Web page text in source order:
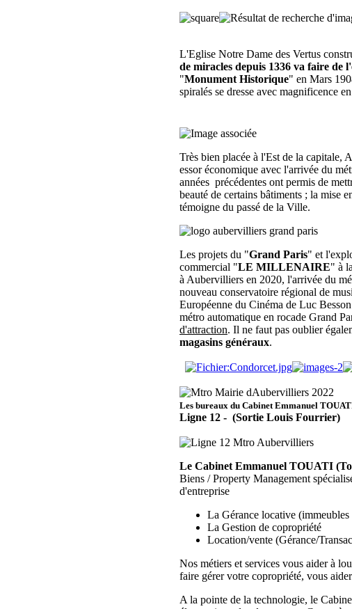
L'Eglise Notre Dame des Vertus
de miracles depuis 1336 va faire de
"Monument Historique" en Mars
spiralés se dresse avec magnificence
Très bien placée à l'Est de la capitale,
essor économique avec l'arrivée du
années précédentes ont permis de
beauté de certains bâtiments ; la mise
témoigne du passé de la Ville.
Les projets du "Grand Paris" et
commercial "LE MILLENAIRE" à
à Aubervilliers en 2020, l'arrivée du
nouveau conservatoire régional de
Européenne du Cinéma de Luc
métro automatique en rocade Grand
d'attraction. Il ne faut pas oublier
magasins généraux.
Les bureaux du Cabinet Emmanuel
Ligne 12 - (Sortie Louis Fourrier)
Le Cabinet Emmanuel TOUATI
Biens / Property Management
d'entreprise
La Gérance locative (immeubles
La Gestion de copropriété
Location/vente (Gérance/
Nos métiers et services vous aider à
faire gérer votre copropriété, vous
A la pointe de la technologie, le